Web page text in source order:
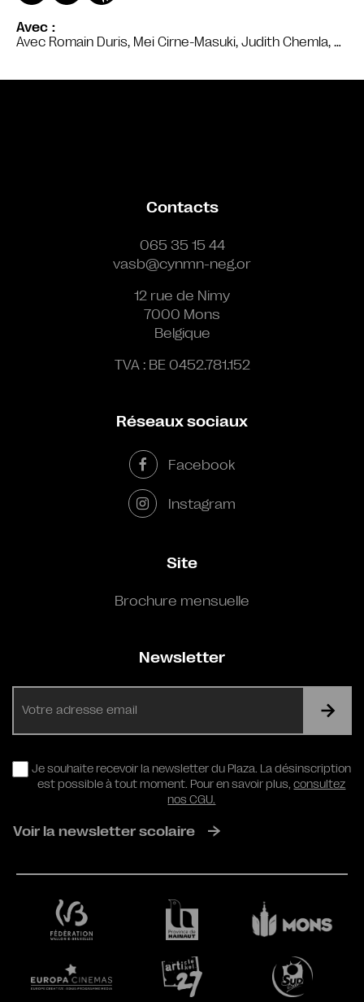
Avec
Avec Romain Duris, Mei Cirne-Masuki, Judith Chemla, …
Contacts
065 35 15 44
vasb@cynmn-neg.or
12 rue de Nimy
7000 Mons
Belgique
TVA : BE 0452.781.152
Réseaux sociaux
Facebook
Instagram
Site
Brochure mensuelle
Newsletter
RGPD
Je souhaite recevoir la newsletter du Plaza. La désinscription
est possible à tout moment. Pour en savoir plus,consultez
nos CGU.
Voir la newsletter scolaire